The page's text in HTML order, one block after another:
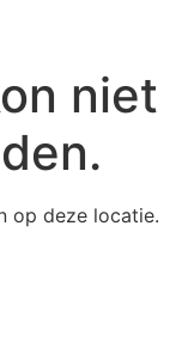
niet
op deze locatie.